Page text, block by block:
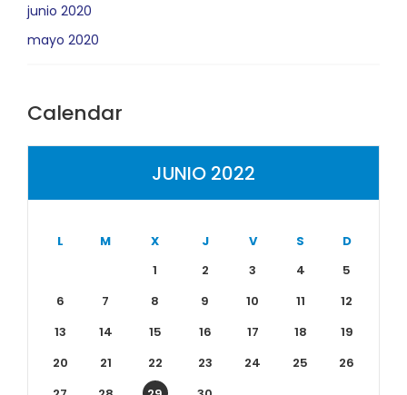
junio 2020
mayo 2020
Calendar
JUNIO 2022
L M X J V S
D
1
2 3 4
5
6
7 8 9 10 11
12
13
14 15 16 17 18
19
20
21 22 23 24 25
26